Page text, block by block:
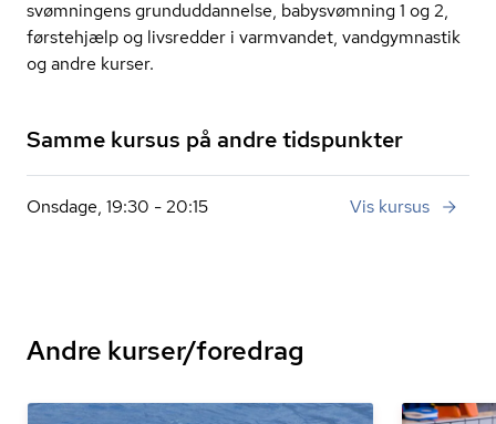
svømningens grun­dud­dan­nel­se, babysvømning 1 og 2,
førstehjælp og livsredder i varmvandet, vandgymnastik
og andre kurser.
Samme kursus på andre tidspunkter
Onsdage, 19:30 - 20:15 Vis kursus
Andre kurser/foredrag